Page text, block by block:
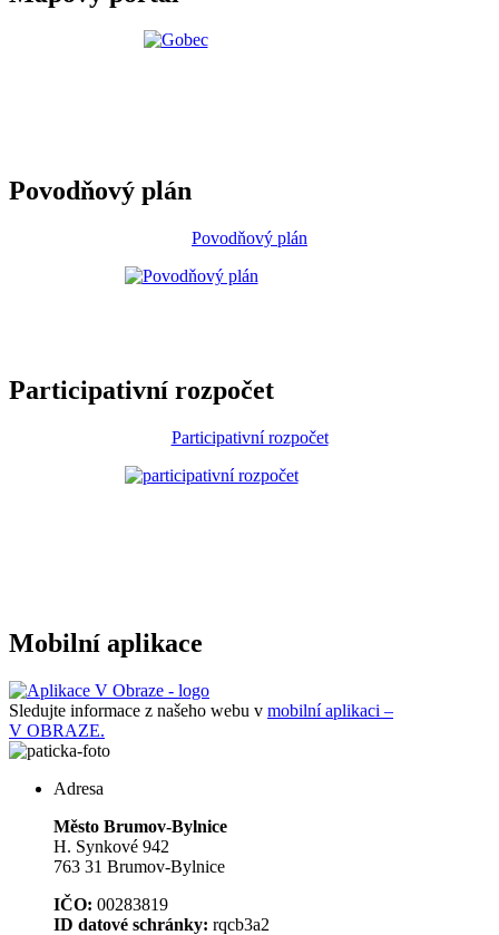
Povodňový plán
Povodňový plán
Participativní rozpočet
Participativní rozpočet
Mobilní aplikace
Sledujte informace z našeho webu v mobilní aplikaci –
V OBRAZE.
Adresa
Město Brumov-Bylnice
H. Synkové 942
763 31 Brumov-Bylnice
IČO: 00283819
ID datové schránky: rqcb3a2